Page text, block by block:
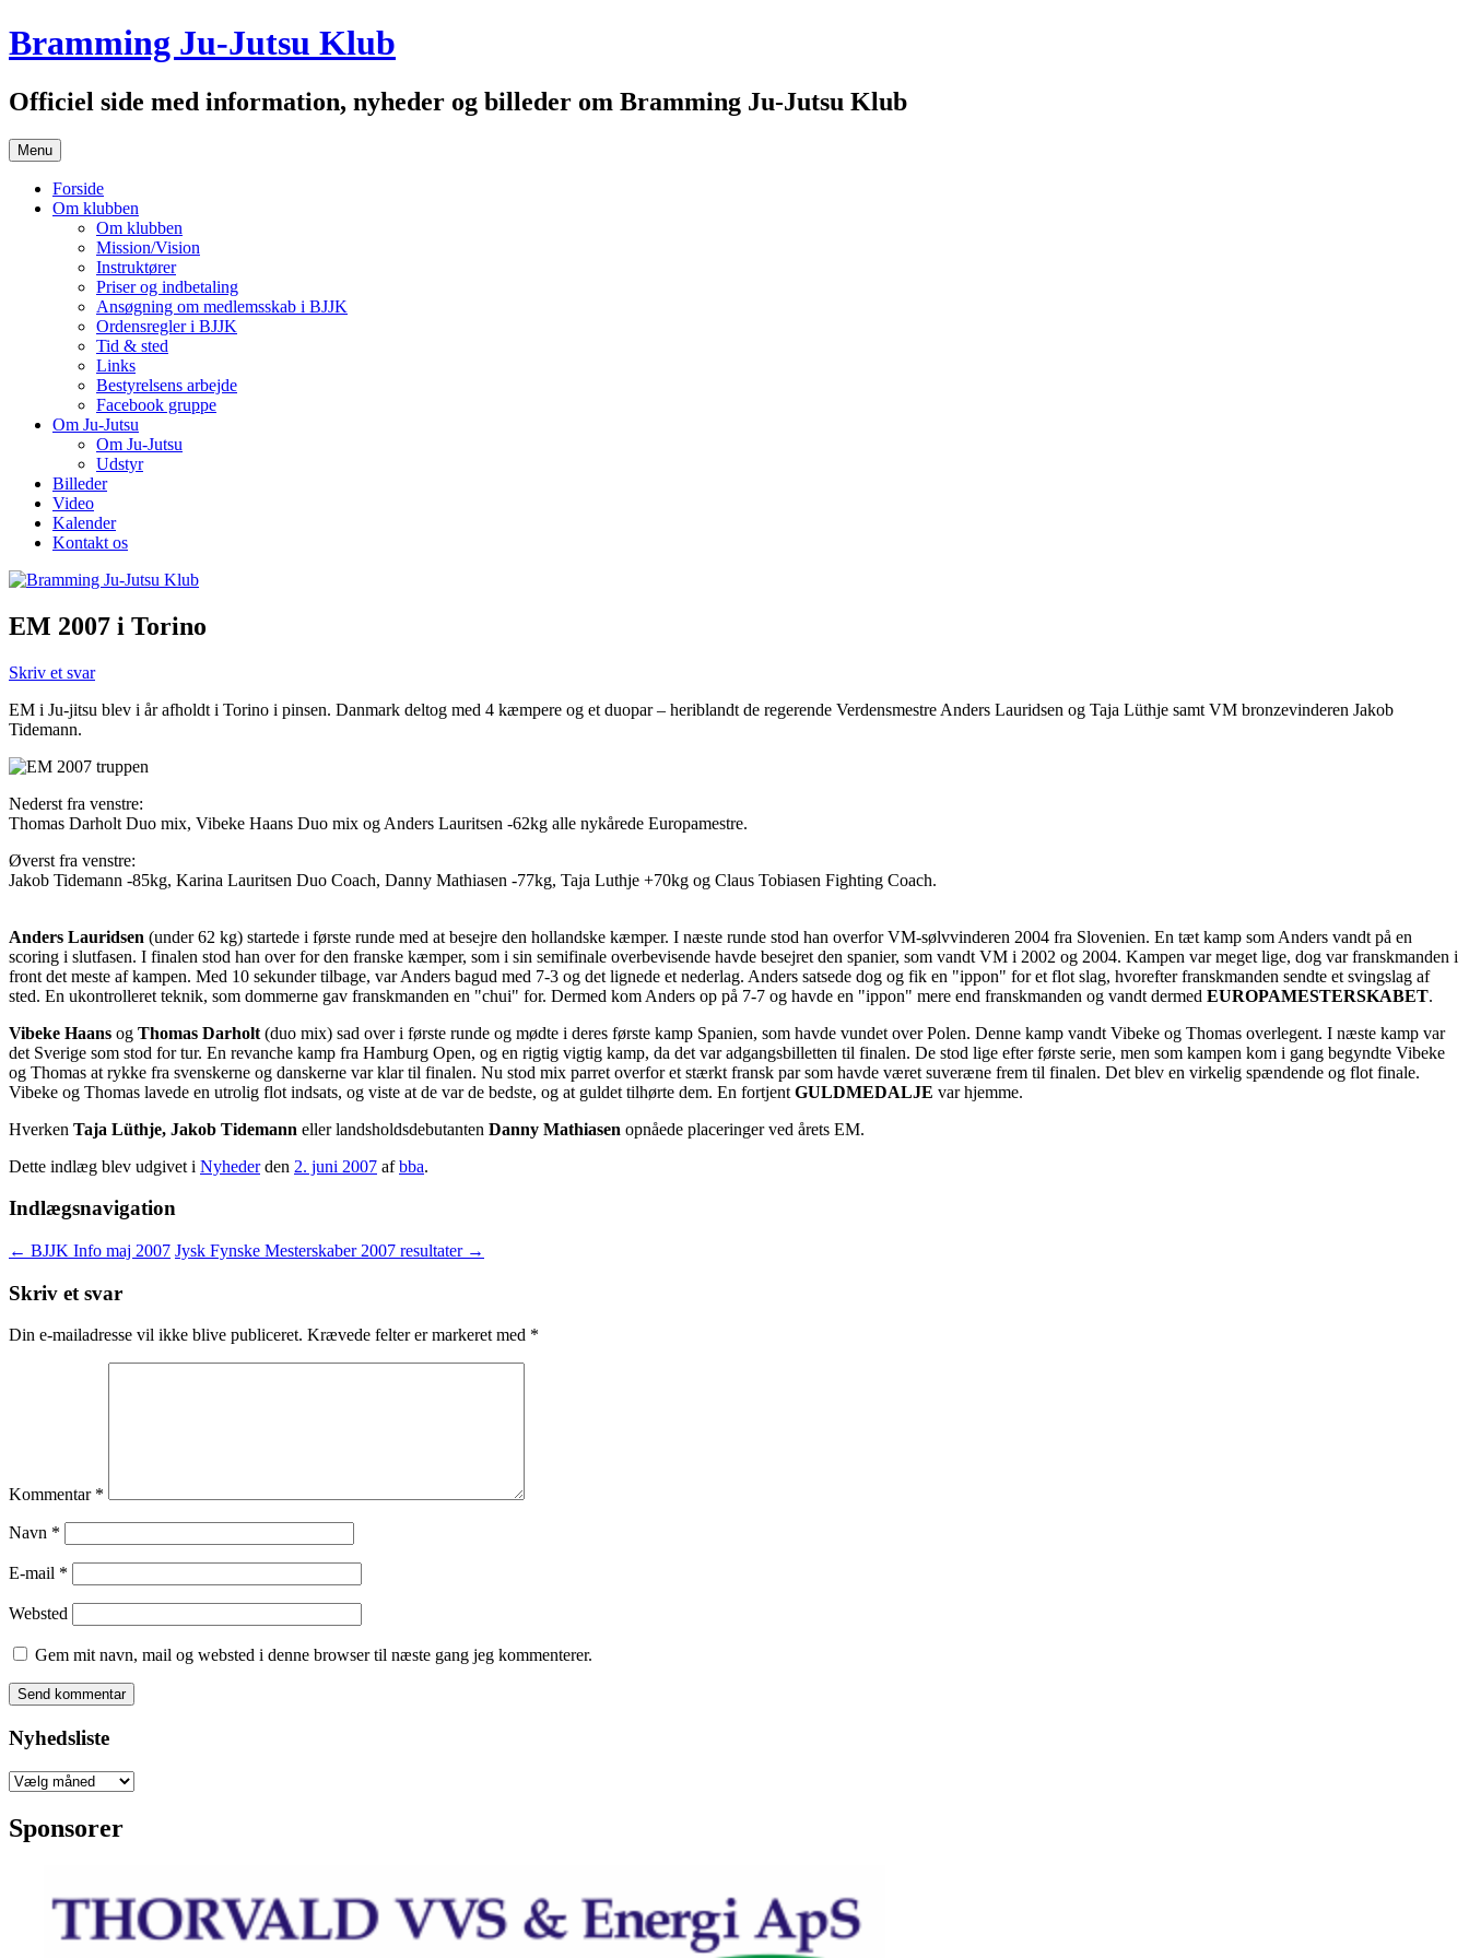
Hop
til
Bramming Ju-Jutsu Klub
Officiel side med information, nyheder og billeder om Bramming Ju-Jutsu Klub
Menu
Forside
Om klubben
Om klubben
Mission/Vision
Instruktører
Priser og indbetaling
Ansøgning om medlemsskab i BJJK
Ordensregler i BJJK
Tid & sted
Links
Bestyrelsens arbejde
Facebook gruppe
Om Ju-Jutsu
Om Ju-Jutsu
Udstyr
Billeder
Video
Kalender
Kontakt os
EM 2007 i Torino
Skriv et svar
EM i Ju-jitsu blev i år afholdt i Torino i pinsen. Danmark deltog med 4 kæmpere og et duopar – heriblandt de regerende Verdensmestre Anders Lauridsen og Taja Lüthje samt VM bronzevinderen Jakob
Tidemann.
Nederst fra venstre:
Thomas Darholt Duo mix, Vibeke Haans Duo mix og Anders Lauritsen -62kg alle nykårede Europamestre.
Øverst fra venstre:
Jakob Tidemann -85kg, Karina Lauritsen Duo Coach, Danny Mathiasen -77kg, Taja Luthje +70kg og Claus Tobiasen Fighting Coach.
Anders Lauridsen (under 62 kg) startede i første runde med at besejre den hollandske kæmper. I næste runde stod han overfor VM-sølvvinderen 2004 fra Slovenien. En tæt kamp som Anders vandt på en
scoring i slutfasen. I finalen stod han over for den franske kæmper, som i sin semifinale overbevisende havde besejret den spanier, som vandt VM i 2002 og 2004. Kampen var meget lige, dog var franskmanden i
front det meste af kampen. Med 10 sekunder tilbage, var Anders bagud med 7-3 og det lignede et nederlag. Anders satsede dog og fik en "ippon" for et flot slag, hvorefter franskmanden sendte et svingslag af
sted. En ukontrolleret teknik, som dommerne gav franskmanden en "chui" for. Dermed kom Anders op på 7-7 og havde en "ippon" mere end franskmanden og vandt dermed EUROPAMESTERSKABET.
Vibeke Haans og Thomas Darholt (duo mix) sad over i første runde og mødte i deres første kamp Spanien, som havde vundet over Polen. Denne kamp vandt Vibeke og Thomas overlegent. I næste kamp var
det Sverige som stod for tur. En revanche kamp fra Hamburg Open, og en rigtig vigtig kamp, da det var adgangsbilletten til finalen. De stod lige efter første serie, men som kampen kom i gang begyndte Vibeke
og Thomas at rykke fra svenskerne og danskerne var klar til finalen. Nu stod mix parret overfor et stærkt fransk par som havde været suveræne frem til finalen. Det blev en virkelig spændende og flot finale.
Vibeke og Thomas lavede en utrolig flot indsats, og viste at de var de bedste, og at guldet tilhørte dem. En fortjent GULDMEDALJE var hjemme.
Hverken Taja Lüthje, Jakob Tidemann eller landsholdsdebutanten Danny Mathiasen opnåede placeringer ved årets EM.
Dette indlæg blev udgivet i Nyhederden 2. juni 2007 afbba.
Indlægsnavigation
← BJJK Info maj 2007 Jysk Fynske Mesterskaber 2007 resultater →
Skriv et svar
Din e-mailadresse vil ikke blive publiceret. Krævede felter er markeret med *
Kommentar *
Navn *
E-mail *
Websted
Gem mit navn, mail og websted i denne browser til næste gang jeg kommenterer.
Nyhedsliste
Nyhedsliste
Sponsorer